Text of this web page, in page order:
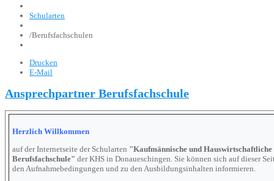
Schularten
/Berufsfachschulen
Drucken
E-Mail
Ansprechpartner Berufsfachschule
Herzlich Willkommen
auf der Internetseite der Schularten "Kaufmännische und Hauswirtschaftliche
Berufsfachschule" der KHS in Donaueschingen. Sie können sich auf dieser
den Aufnahmebedingungen und zu den Ausbildungsinhalten informieren.